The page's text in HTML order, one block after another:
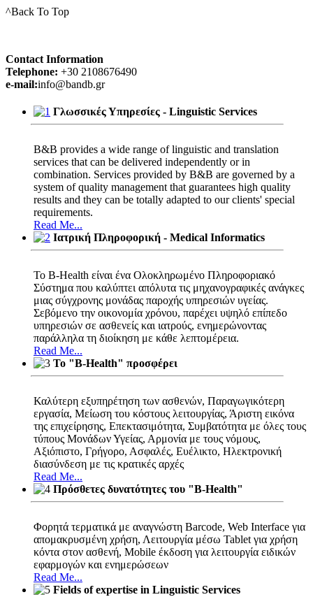
^Back To Top
Contact Information
Telephone: +30 2108676490
e-mail:info@bandb.gr
Γλωσσικές Υπηρεσίες - Linguistic Services
Β&Β provides a wide range of linguistic and translation
services that can be delivered independently or in
combination. Services provided by Β&Β are governed by a
system of quality management that guarantees high quality
results and they can be totally adapted to our clients' special
requirements.
Read Me...
Ιατρική Πληροφορική - Medical Informatics
Το B-Health είναι ένα Ολοκληρωμένο Πληροφοριακό
Σύστημα που καλύπτει απόλυτα τις μηχανογραφικές ανάγκες
μιας σύγχρονης μονάδας παροχής υπηρεσιών υγείας.
Σεβόμενο την οικονομία χρόνου, παρέχει υψηλό επίπεδο
υπηρεσιών σε ασθενείς και ιατρούς, ενημερώνοντας
παράλληλα τη διοίκηση με κάθε λεπτομέρεια.
Read Me...
Το "B-Health" προσφέρει
Καλύτερη εξυπηρέτηση των ασθενών, Παραγωγικότερη
εργασία, Μείωση του κόστους λειτουργίας, Άριστη εικόνα
της επιχείρησης, Επεκτασιμότητα, Συμβατότητα με όλες τους
τύπους Μονάδων Υγείας, Αρμονία με τους νόμους,
Αξιόπιστο, Γρήγορο, Ασφαλές, Ευέλικτο, Ηλεκτρονική
διασύνδεση με τις κρατικές αρχές
Read Me...
Πρόσθετες δυνατότητες του "B-Health"
Φορητά τερματικά με αναγνώστη Barcode, Web Interface για
απομακρυσμένη χρήση, Λειτουργία μέσω Tablet για χρήση
κόντα στον ασθενή, Mobile έκδοση για λειτουργία ειδικών
εφαρμογών και ενημερώσεων
Read Me...
Fields of expertise in Linguistic Services